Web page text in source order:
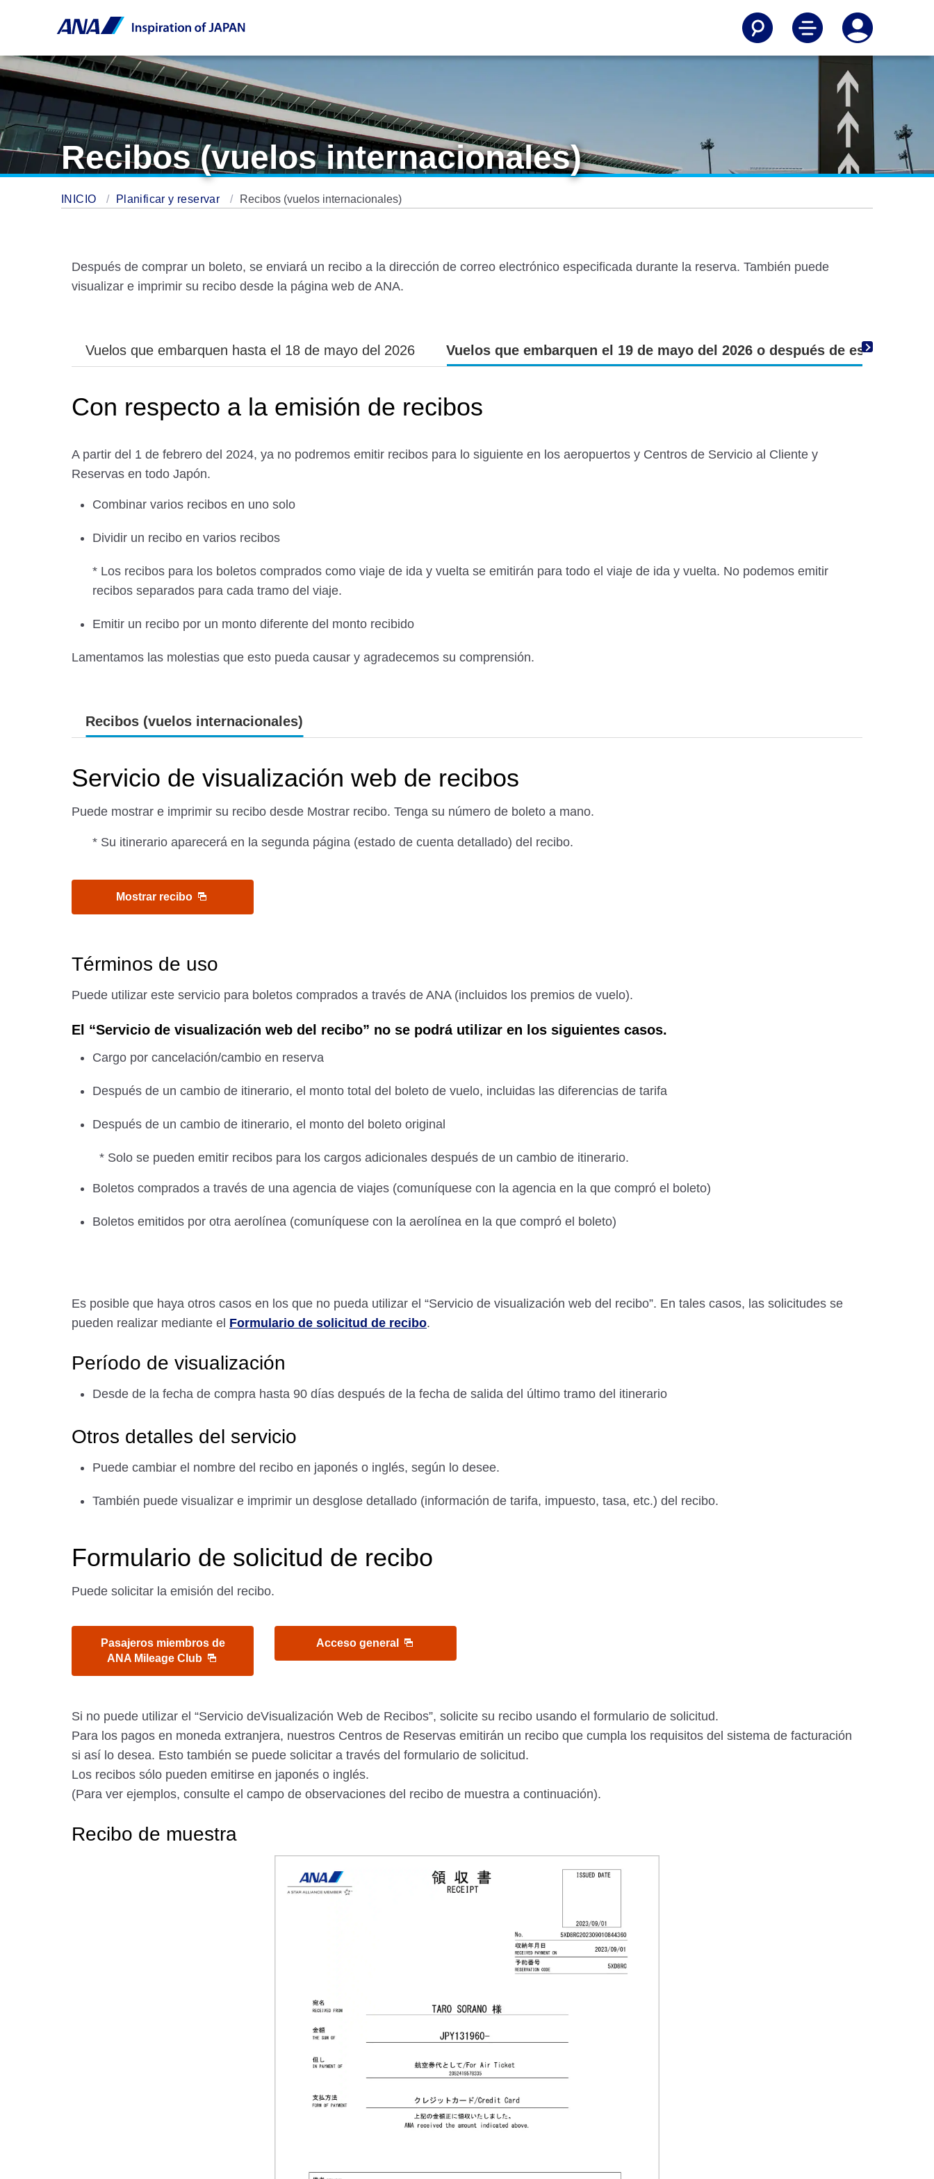
Recibos (vuelos internacionales)
INICIO Planificar y reservar Recibos (vuelos internacionales)
Después de comprar un boleto, se enviará un recibo a la dirección de correo electrónico especificada durante la reserva. También puede
visualizar e imprimir su recibo desde la página web de ANA.
Vuelos que embarquen hasta el 18 de mayo del 2026 Vuelos que embarquen el 19 de mayo del 2026 o después de esa fecha
Con respecto a la emisión de recibos
A partir del 1 de febrero del 2024, ya no podremos emitir recibos para lo siguiente en los aeropuertos y Centros de Servicio al Cliente y
Reservas en todo Japón.
Combinar varios recibos en uno solo
Dividir un recibo en varios recibos
* Los recibos para los boletos comprados como viaje de ida y vuelta se emitirán para todo el viaje de ida y vuelta. No podemos emitir
recibos separados para cada tramo del viaje.
Emitir un recibo por un monto diferente del monto recibido
Lamentamos las molestias que esto pueda causar y agradecemos su comprensión.
Recibos (vuelos internacionales)
Servicio de visualización web de recibos
Puede mostrar e imprimir su recibo desde Mostrar recibo. Tenga su número de boleto a mano.
* Su itinerario aparecerá en la segunda página (estado de cuenta detallado) del recibo.
Mostrar recibo
Términos de uso
Puede utilizar este servicio para boletos comprados a través de ANA (incluidos los premios de vuelo).
El “Servicio de visualización web del recibo” no se podrá utilizar en los siguientes casos.
Cargo por cancelación/cambio en reserva
Después de un cambio de itinerario, el monto total del boleto de vuelo, incluidas las diferencias de tarifa
Después de un cambio de itinerario, el monto del boleto original
* Solo se pueden emitir recibos para los cargos adicionales después de un cambio de itinerario.
Boletos comprados a través de una agencia de viajes (comuníquese con la agencia en la que compró el boleto)
Boletos emitidos por otra aerolínea (comuníquese con la aerolínea en la que compró el boleto)
Es posible que haya otros casos en los que no pueda utilizar el “Servicio de visualización web del recibo”. En tales casos, las solicitudes se
pueden realizar mediante el Formulario de solicitud de recibo.
Período de visualización
Desde de la fecha de compra hasta 90 días después de la fecha de salida del último tramo del itinerario
Otros detalles del servicio
Puede cambiar el nombre del recibo en japonés o inglés, según lo desee.
También puede visualizar e imprimir un desglose detallado (información de tarifa, impuesto, tasa, etc.) del recibo.
Formulario de solicitud de recibo
Puede solicitar la emisión del recibo.
Pasajeros miembros de
ANA Mileage Club
Acceso general
Si no puede utilizar el “Servicio deVisualización Web de Recibos”, solicite su recibo usando el formulario de solicitud.
Para los pagos en moneda extranjera, nuestros Centros de Reservas emitirán un recibo que cumpla los requisitos del sistema de facturación
si así lo desea. Esto también se puede solicitar a través del formulario de solicitud.
Los recibos sólo pueden emitirse en japonés o inglés.
(Para ver ejemplos, consulte el campo de observaciones del recibo de muestra a continuación).
Recibo de muestra